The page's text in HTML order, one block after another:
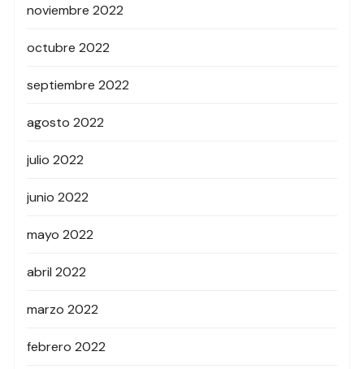
noviembre 2022
octubre 2022
septiembre 2022
agosto 2022
julio 2022
junio 2022
mayo 2022
abril 2022
marzo 2022
febrero 2022